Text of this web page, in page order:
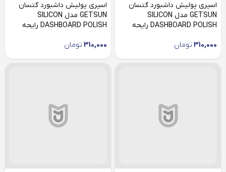
اسپری پولیش داشبورد گتسان
GETSUN مدل SILICON
DASHBOARD POLISH رایحه
310,000 تومان
اسپری پولیش داشبورد گتسان
GETSUN مدل SILICON
DASHBOARD POLISH رایحه
310,000 تومان